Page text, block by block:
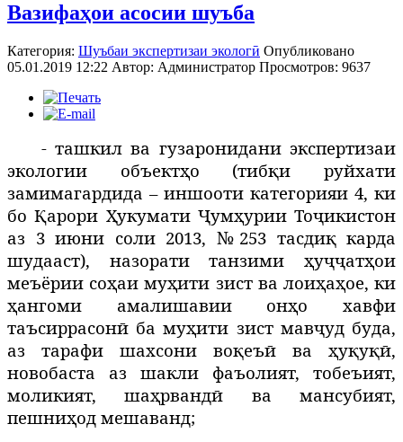
Вазифаҳои асосии шуъба
Категория: Шуъбаи экспертизаи экологӣ Опубликовано
05.01.2019 12:22 Автор: Администратор Просмотров: 9637
- ташкил ва гузаронидани экспертизаи
экологии объектҳо (тибқи руйхати
замимагардида – иншооти категорияи 4, ки
бо Қарори Ҳукумати Ҷумҳурии Тоҷикистон
аз 3 июни соли 2013, №253 тасдиқ карда
шудааст), назорати танзими ҳуҷҷатҳои
меъёрии соҳаи муҳити зист ва лоиҳаҳое, ки
ҳангоми амалишавии онҳо хавфи
таъсиррасонӣ ба муҳити зист мавҷуд буда,
аз тарафи шахсони воқеъӣ ва ҳуқуқӣ,
новобаста аз шакли фаъолият, тобеъият,
моликият, шаҳрвандӣ ва мансубият,
пешниҳод мешаванд;